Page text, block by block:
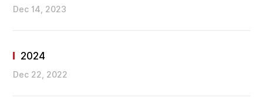
Dec 14, 2023
2024
Dec 22, 2022